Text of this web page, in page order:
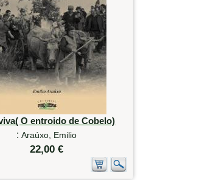
O entroido de Cobelo)
:Araúxo, Emilio
22,00 €